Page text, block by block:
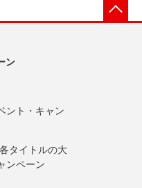
ン
ント・キャン
タイトルの大
ンペーン